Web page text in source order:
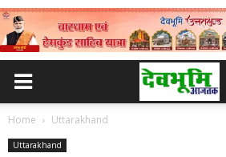
Home Uttarakhand
Uttarakhand